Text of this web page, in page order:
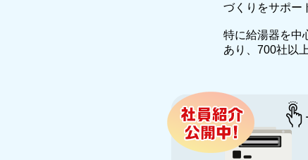
づくりをサポー
特に給湯器を中
あり、700社以